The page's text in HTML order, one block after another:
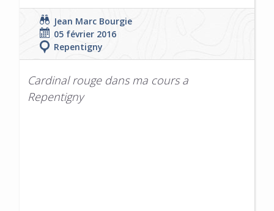
Jean Marc Bourgie
05 février 2016
Repentigny
Cardinal rouge dans ma cours a
Repentigny